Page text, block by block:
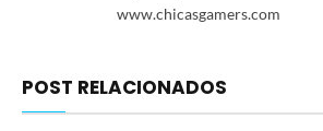
www.chicasgamers.com
POST RELACIONADOS